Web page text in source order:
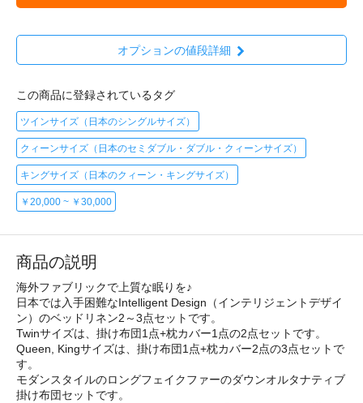
オプションの値段詳細
この商品に登録されているタグ
ツインサイズ（日本のシングルサイズ）
クィーンサイズ（日本のセミダブル・ダブル・クィーンサイズ）
キングサイズ（日本のクィーン・キングサイズ）
￥20,000 ~ ￥30,000
商品の説明
海外ファブリックで上質な眠りを♪
日本では入手困難なIntelligent Design（インテリジェントデザイ
ン）のベッドリネン2～3点セットです。
Twinサイズは、掛け布団1点+枕カバー1点の2点セットです。
Queen, Kingサイズは、掛け布団1点+枕カバー2点の3点セットで
す。
モダンスタイルのロングフェイクファーのダウンオルタナティブ
掛け布団セットです。